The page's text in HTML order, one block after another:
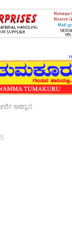
ಆಹ್ವಾನ